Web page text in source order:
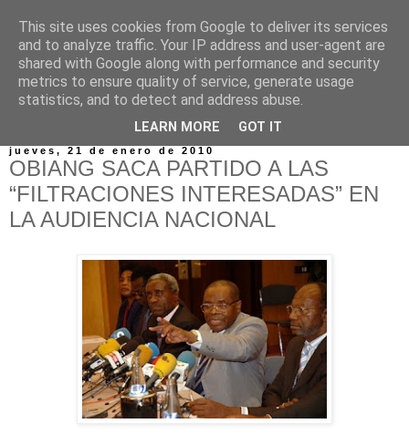
jueves, 21 de enero de 2010
OBIANG SACA PARTIDO A LAS
“FILTRACIONES INTERESADAS” EN
LA AUDIENCIA NACIONAL
This site uses cookies from Google to deliver its services
and to analyze traffic. Your IP address and user-agent are
shared with Google along with performance and security
metrics to ensure quality of service, generate usage
statistics, and to detect and address abuse.
LEARN MORE GOT IT